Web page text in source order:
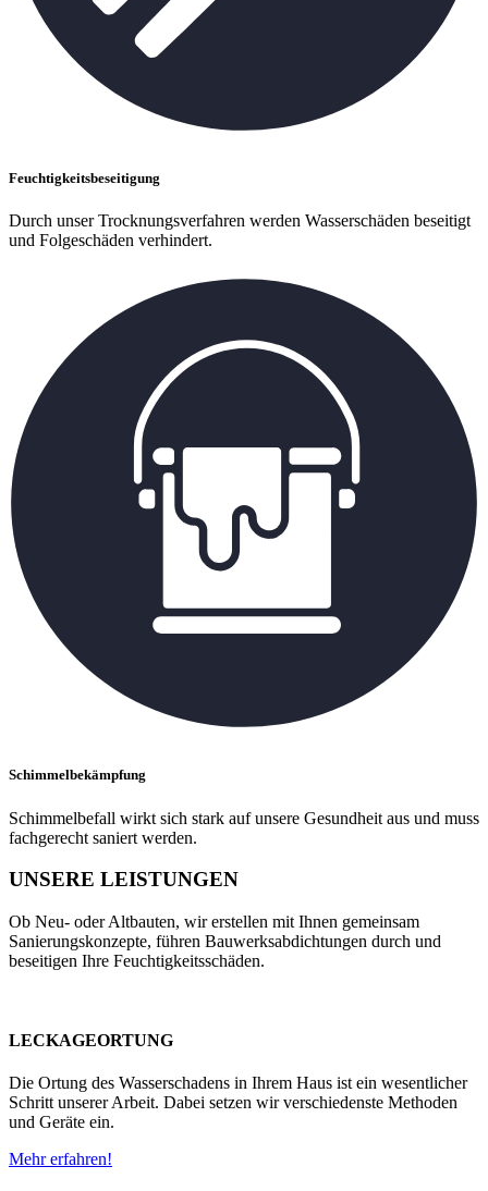
Feuchtigkeitsbeseitigung
Durch unser Trocknungsverfahren werden Wasserschäden beseitigt
und Folgeschäden verhindert.
Schimmelbekämpfung
Schimmelbefall wirkt sich stark auf unsere Gesundheit aus und muss
fachgerecht saniert werden.
UNSERE LEISTUNGEN
Ob Neu- oder Altbauten, wir erstellen mit Ihnen gemeinsam
Sanierungskonzepte, führen Bauwerksabdichtungen durch und
beseitigen Ihre Feuchtigkeitsschäden.
LECKAGEORTUNG
Die Ortung des Wasserschadens in Ihrem Haus ist ein wesentlicher
Schritt unserer Arbeit. Dabei setzen wir verschiedenste Methoden
und Geräte ein.
Mehr erfahren!